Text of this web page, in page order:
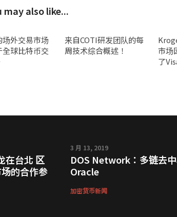
may also like...
场外交易市场
全球比特币交
来自COTI研发团队的每
周技术综合概述！
市场
了
在台北 区
的合作参
3 月 13, 2019
DOS Network：多链去
Oracle
加密货币新闻